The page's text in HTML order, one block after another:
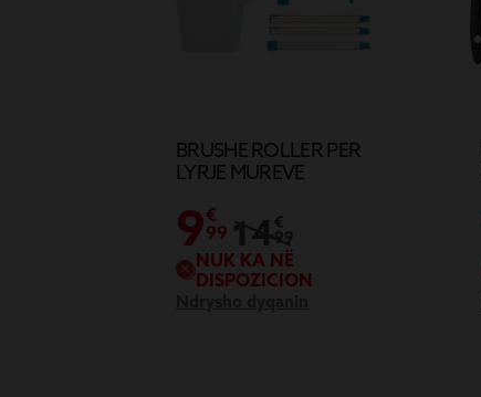
BRUSHE ROLLER PER
LYRJE MUREVE
9€
99
NUK KA NË
DISPOZICION